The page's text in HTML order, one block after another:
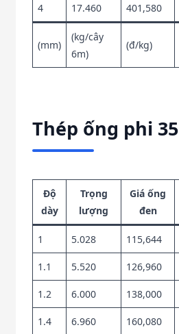
4 17.460 401,580
(mm)
(kg/cây
6m)
(đ/kg)
Thép ống phi 35
Độ
dày
Trọng
lượng
Giá ống
đen
1 5.028 115,644
1.1 5.520 126,960
1.2 6.000 138,000
1.4 6.960 160,080